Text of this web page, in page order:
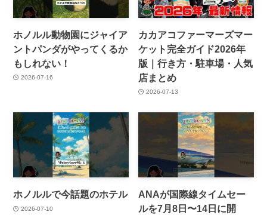
ホノルル動物園にジャイア
ントパンダがやってくるか
もしれない！
2026-07-16
カカアコファーマーズマー
ケット完全ガイド2026年
版｜行き方・駐車場・人気
店まとめ
2026-07-13
ホノルルで今話題のホテル
2026-07-10
ANAが国際線タイムセー
ルを7月8日〜14日に開